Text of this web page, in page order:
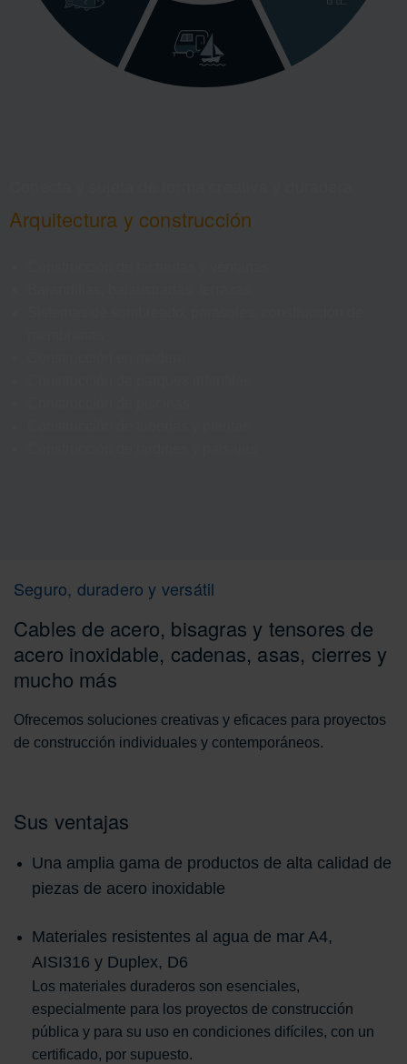
Arquitectura y construcción
Seguro, duradero y versátil
Cables de acero, bisagras y tensores de
acero inoxidable, cadenas, asas, cierres y
mucho más
Ofrecemos soluciones creativas y eficaces para proyectos
de construcción individuales y contemporáneos.
Sus ventajas
Una amplia gama de productos de alta calidad de
piezas de acero inoxidable
Materiales resistentes al agua de mar A4,
AISI316 y Duplex, D6
Los materiales duraderos son esenciales,
especialmente para los proyectos de construcción
pública y para su uso en condiciones difíciles, con un
certificado, por supuesto.